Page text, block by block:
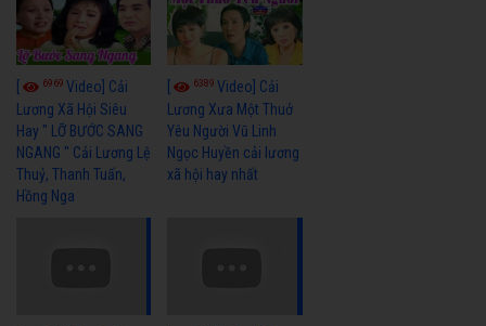
6969 Video] Cải
Lương Xã Hội Siêu
Hay " LỠ BƯỚC SANG
NGANG " Cải Lương Lệ
Thuỷ, Thanh Tuấn,
Hồng Nga
6389Video] Cải
Lương Xưa Một Thuở
Yêu Người Vũ Linh
Ngọc Huyền cải lương
xã hội hay nhất